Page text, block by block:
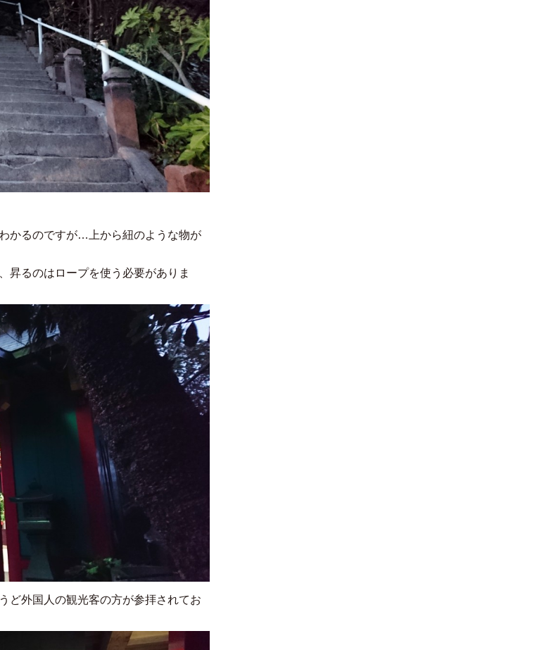
かるのですが…上から紐のような物が
昇るのはロープを使う必要がありま
ど外国人の観光客の方が参拝されてお